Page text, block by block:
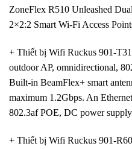
ZoneFlex R510 Unleashed
2×2:2 Smart Wi-Fi Access
+ Thiết bị Wifi Ruckus 901-
outdoor AP, omnidirectional,
Built-in BeamFlex+ smart
maximum 1.2Gbps. An
802.3af POE, DC power supply
+ Thiết bị Wifi Ruckus 901-